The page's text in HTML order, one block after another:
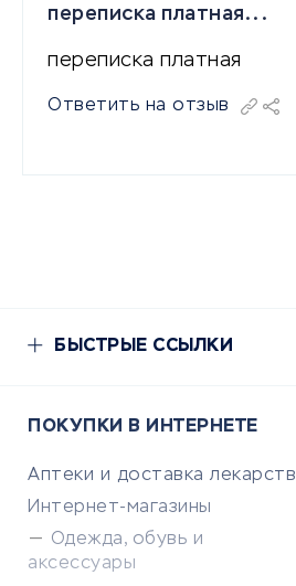
переписка платная...
переписка платная
Ответить на отзыв
БЫСТРЫЕ ССЫЛКИ
ПОКУПКИ В ИНТЕРНЕТЕ
Аптеки и доставка лекарств
Интернет-магазины
Одежда, обувь и
аксессуары